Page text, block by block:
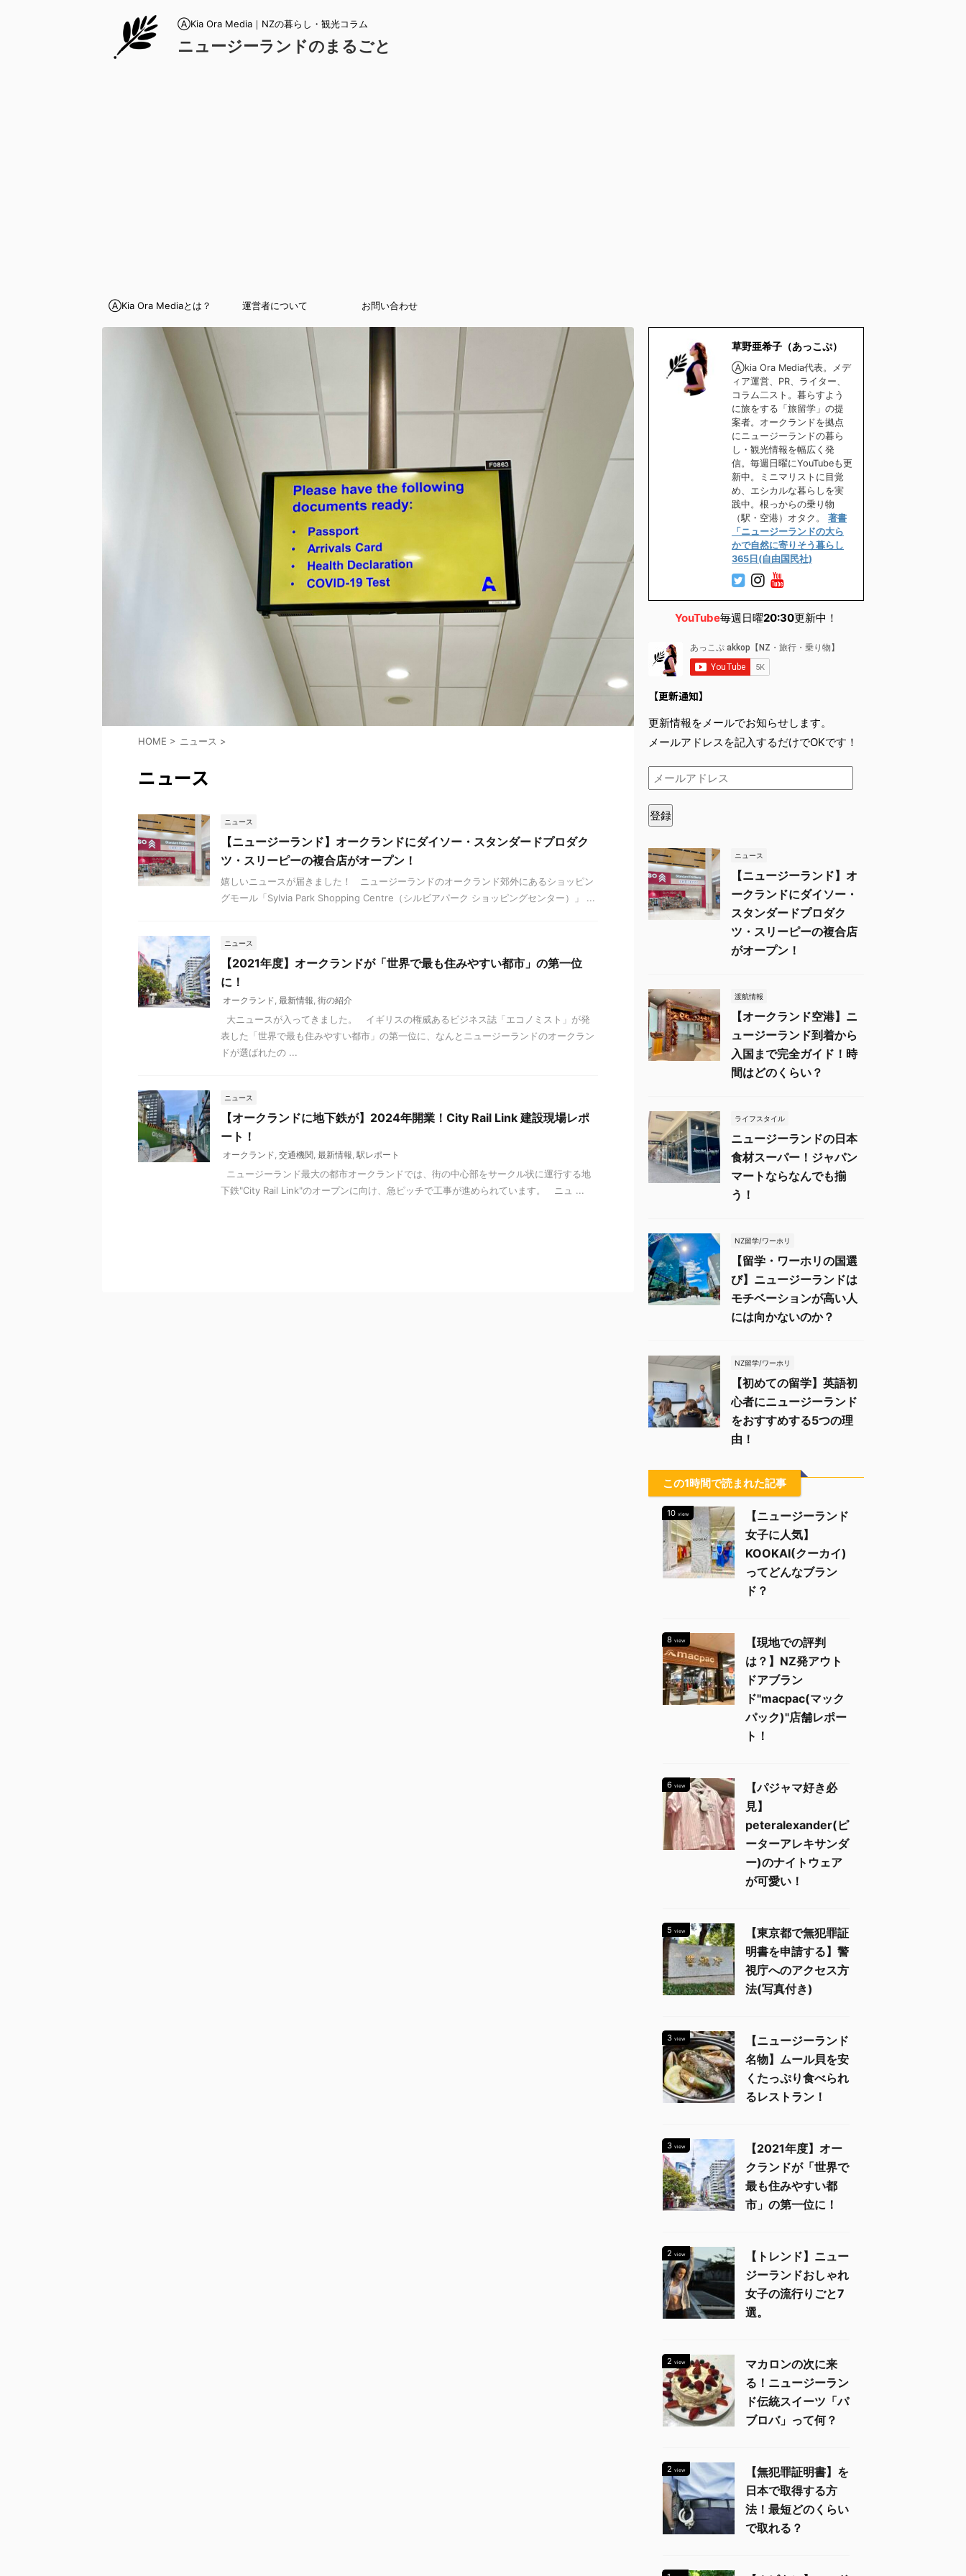
ⒶKia Ora Media｜NZの暮らし・観光コラム
ニュージーランドのまるごと
ⒶKia Ora Mediaとは？ 運営者について お問い合わせ
HOME > ニュース >
ニュース
ニュース
【ニュージーランド】オークランドにダイソー・スタンダードプロダク
ツ・スリーピーの複合店がオープン！
嬉しいニュースが届きました！ ニュージーランドのオークランド郊外にあるショッピン
グモール「Sylvia Park Shopping Centre（シルビアパーク ショッピングセンター）」 ...
ニュース
【2021年度】オークランドが「世界で最も住みやすい都市」の第一位
に！
オークランド 最新情報 街の紹介
大ニュースが入ってきました。 イギリスの権威あるビジネス誌「エコノミスト」が発
表した「世界で最も住みやすい都市」の第一位に、なんとニュージーランドのオークラン
ドが選ばれたの ...
ニュース
【オークランドに地下鉄が】2024年開業！City Rail Link 建設現場レポ
ート！
オークランド 交通機関 最新情報 駅レポート
ニュージーランド最大の都市オークランドでは、街の中心部をサークル状に運行する地
下鉄"City Rail Link"のオープンに向け、急ピッチで工事が進められています。 ニュ ...
草野亜希子（あっこぷ）
Ⓐkia Ora Media代表。メデ
ィア運営、PR、ライター、
コラム二スト。暮らすよう
に旅をする「旅留学」の提
案者。オークランドを拠点
にニュージーランドの暮ら
し・観光情報を幅広く発
信。毎週日曜にYouTubeも更
新中。ミニマリストに目覚
め、エシカルな暮らしを実
践中。根っからの乗り物
（駅・空港）オタク。 著書
「ニュージーランドの大ら
かで自然に寄りそう暮らし
365日(自由国民社)
YouTube毎週日曜20:30更新中！
【更新通知】
更新情報をメールでお知らせします。
メールアドレスを記入するだけでOKです！
登録
ニュース
【ニュージーランド】オ
ークランドにダイソー・
スタンダードプロダク
ツ・スリーピーの複合店
がオープン！
渡航情報
【オークランド空港】ニ
ュージーランド到着から
入国まで完全ガイド！時
間はどのくらい？
ライフスタイル
ニュージーランドの日本
食材スーパー！ジャパン
マートならなんでも揃
う！
NZ留学/ワーホリ
【留学・ワーホリの国選
び】ニュージーランドは
モチベーションが高い人
には向かないのか？
NZ留学/ワーホリ
【初めての留学】英語初
心者にニュージーランド
をおすすめする5つの理
由！
この1時間で読まれた記事
10 view
【ニュージーランド
女子に人気】
KOOKAI(クーカイ)
ってどんなブラン
ド？
8 view
【現地での評判
は？】NZ発アウト
ドアブラン
ド"macpac(マック
パック)"店舗レポー
ト！
6 view
【パジャマ好き必
見】
peteralexander(ピ
ーターアレキサンダ
ー)のナイトウェア
が可愛い！
5 view
【東京都で無犯罪証
明書を申請する】警
視庁へのアクセス方
法(写真付き)
3 view
【ニュージーランド
名物】ムール貝を安
くたっぷり食べられ
るレストラン！
3 view
【2021年度】オー
クランドが「世界で
最も住みやすい都
市」の第一位に！
2 view
【トレンド】ニュー
ジーランドおしゃれ
女子の流行りごと7
選。
2 view
マカロンの次に来
る！ニュージーラン
ド伝統スイーツ「パ
ブロバ」って何？
2 view
【無犯罪証明書】を
日本で取得する方
法！最短どのくらい
で取れる？